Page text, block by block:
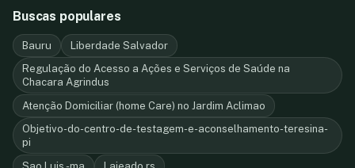
Buscas populares
Bauru
Liberdade Salvador
Regulação do Acesso a Ações e Serviços de Saúde na
Chacara Agrindus
Atenção Domiciliar (home Care) no Jardim Aclimao
Objetivo-do-centro-de-testagem-e-aconselhamento-teresina-
pi